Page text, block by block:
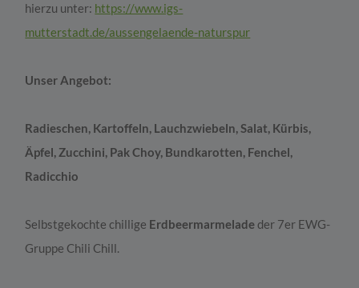
hierzu unter: https://www.igs-
mutterstadt.de/aussengelaende-naturspur
Unser Angebot:
Radieschen, Kartoffeln, Lauchzwiebeln, Salat, Kürbis,
Äpfel, Zucchini, Pak Choy, Bundkarotten, Fenchel,
Radicchio
Selbstgekochte chillige Erdbeermarmeladeder 7er EWG-
Gruppe Chili Chill.